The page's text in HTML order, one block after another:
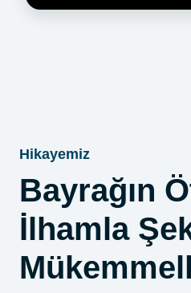
Hikayemiz
Bayrağın
İlhamla